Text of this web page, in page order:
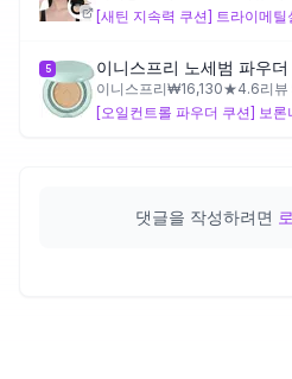
5 이니스프리 노세범 파우
이니스프리₩16,130★4.6리뷰
댓글을 작성하려면